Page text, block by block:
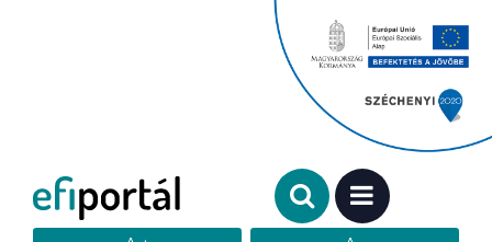
Keresendő szó:
MENÜ